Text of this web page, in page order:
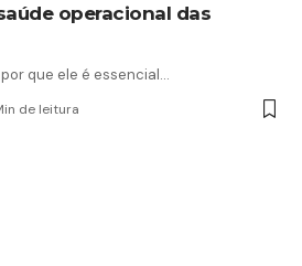
operacional das
que ele é essencial…
de leitura